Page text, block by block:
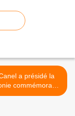
a présidé la
commémorant
ans des relations